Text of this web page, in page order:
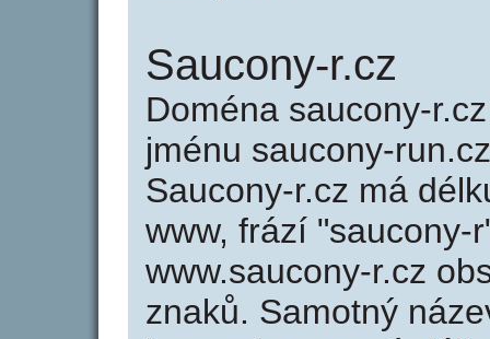
Saucony-r.cz
Doména saucony-
jménu saucony-
Saucony-r.cz má
www, frází "saucony-
www.saucony-r.cz
znaků. Samotný